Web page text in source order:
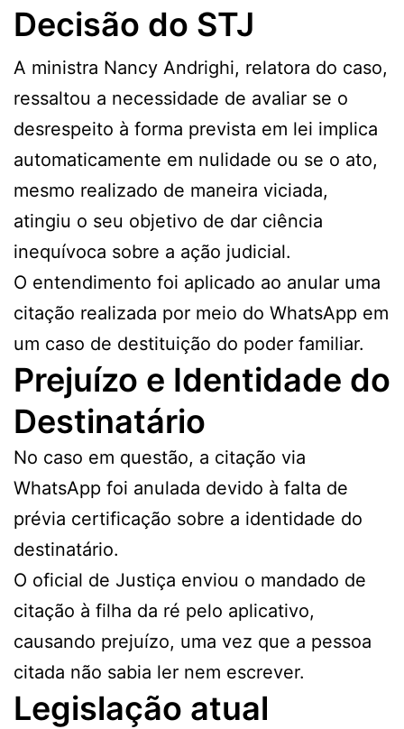
Decisão do STJ
A ministra Nancy Andrighi, relatora do caso,
ressaltou a necessidade de avaliar se o
desrespeito à forma prevista em lei implica
automaticamente em nulidade ou se o ato,
mesmo realizado de maneira viciada,
atingiu o seu objetivo de dar ciência
inequívoca sobre a ação judicial.
O entendimento foi aplicado ao anular uma
citação realizada por meio do WhatsApp em
um caso de destituição do poder familiar.
Prejuízo e Identidade do
Destinatário
No caso em questão, a citação via
WhatsApp foi anulada devido à falta de
prévia certificação sobre a identidade do
destinatário.
O oficial de Justiça enviou o mandado de
citação à filha da ré pelo aplicativo,
causando prejuízo, uma vez que a pessoa
citada não sabia ler nem escrever.
Legislação atual